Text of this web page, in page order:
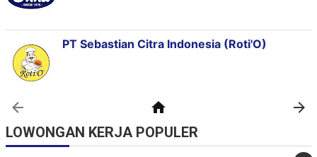
LOWONGAN KERJA POPULER